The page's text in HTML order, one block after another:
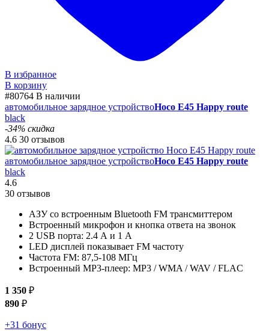
В избранное
В корзину
#80764 В наличии
автомобильное зарядное устройствоHoco E45 Happy route
black
-34% скидка
4.6 30 отзывов
автомобильное зарядное устройствоHoco E45 Happy route
black
4.6
30 отзывов
АЗУ со встроенным Bluetooth FM трансмиттером
Встроенный микрофон и кнопка ответа на звонок
2 USB порта: 2.4 А и 1 А
LED дисплей показывает FM частоту
Частота FM: 87,5-108 МГц
Встроенный MP3-плеер: MP3 / WMA / WAV / FLAC
1 350 ₽
890 ₽
+31 бонус